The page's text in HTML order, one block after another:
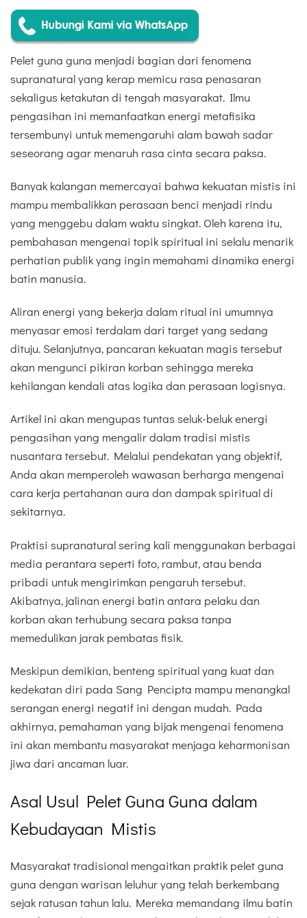
Pelet guna guna menjadi bagian dari fenomena
supranatural yang kerap memicu rasa penasaran
sekaligus ketakutan di tengah masyarakat. Ilmu
pengasihan ini memanfaatkan energi metafisika
tersembunyi untuk memengaruhi alam bawah sadar
seseorang agar menaruh rasa cinta secara paksa.
Banyak kalangan memercayai bahwa kekuatan mistis ini
mampu membalikkan perasaan benci menjadi rindu
yang menggebu dalam waktu singkat. Oleh karena itu,
pembahasan mengenai topik spiritual ini selalu menarik
perhatian publik yang ingin memahami dinamika energi
batin manusia.
Aliran energi yang bekerja dalam ritual ini umumnya
menyasar emosi terdalam dari target yang sedang
dituju. Selanjutnya, pancaran kekuatan magis tersebut
akan mengunci pikiran korban sehingga mereka
kehilangan kendali atas logika dan perasaan logisnya.
Artikel ini akan mengupas tuntas seluk-beluk energi
pengasihan yang mengalir dalam tradisi mistis
nusantara tersebut. Melalui pendekatan yang objektif,
Anda akan memperoleh wawasan berharga mengenai
cara kerja pertahanan aura dan dampak spiritual di
sekitarnya.
Praktisi supranatural sering kali menggunakan berbagai
media perantara seperti foto, rambut, atau benda
pribadi untuk mengirimkan pengaruh tersebut.
Akibatnya, jalinan energi batin antara pelaku dan
korban akan terhubung secara paksa tanpa
memedulikan jarak pembatas fisik.
Meskipun demikian, benteng spiritual yang kuat dan
kedekatan diri pada Sang Pencipta mampu menangkal
serangan energi negatif ini dengan mudah. Pada
akhirnya, pemahaman yang bijak mengenai fenomena
ini akan membantu masyarakat menjaga keharmonisan
jiwa dari ancaman luar.
Asal Usul Pelet Guna Guna dalam
Kebudayaan Mistis
Masyarakat tradisional mengaitkan praktik pelet guna
guna dengan warisan leluhur yang telah berkembang
sejak ratusan tahun lalu. Mereka memandang ilmu batin